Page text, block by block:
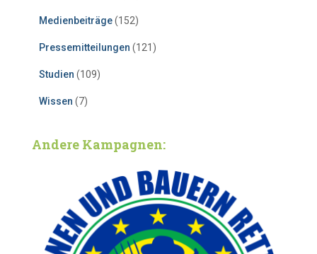
Medienbeiträge(152)
Pressemitteilungen (121)
Studien (109)
Wissen (7)
Andere Kampagnen: